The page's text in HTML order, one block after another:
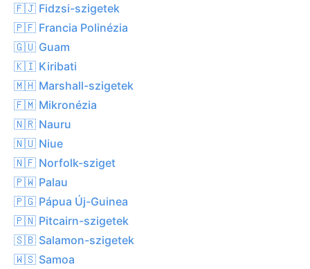
🇫🇯 Fidzsi-szigetek
🇵🇫 Francia Polinézia
🇬🇺 Guam
🇰🇮 Kiribati
🇲🇭 Marshall-szigetek
🇫🇲 Mikronézia
🇳🇷 Nauru
🇳🇺 Niue
🇳🇫 Norfolk-sziget
🇵🇼 Palau
🇵🇬 Pápua Új-Guinea
🇵🇳 Pitcairn-szigetek
🇸🇧 Salamon-szigetek
🇼🇸 Samoa